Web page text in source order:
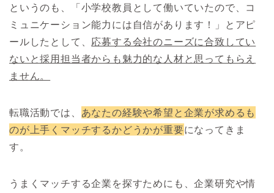
というのも、「小学校教員として働いていたので、コ
ミュニケーション能力には自信があります！」とアピ
ールしたとして、 応募する会社のニーズに合致してい
ないと採用担当者からも魅力的な人材と思ってもらえ
ません。
転職活動では、 あなたの経験や希望と企業が求めるも
のが上手くマッチするかどうかが重要になってきま
す。
うまくマッチする企業を探すためにも、企業研究や情